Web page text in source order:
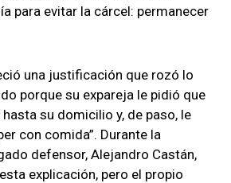
para evitar la cárcel: permanecer
una justificación que rozó lo
porque su expareja le pidió que
su domicilio y, de paso, le
con comida”. Durante la
defensor, Alejandro Castán,
explicación, pero el propio